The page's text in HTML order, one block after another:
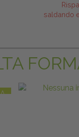
saldando
TECNICHE
Marco